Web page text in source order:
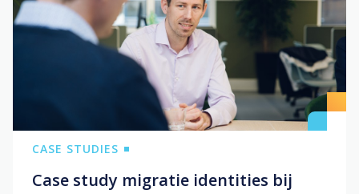
CASE STUDIES
Case study migratie identities bij